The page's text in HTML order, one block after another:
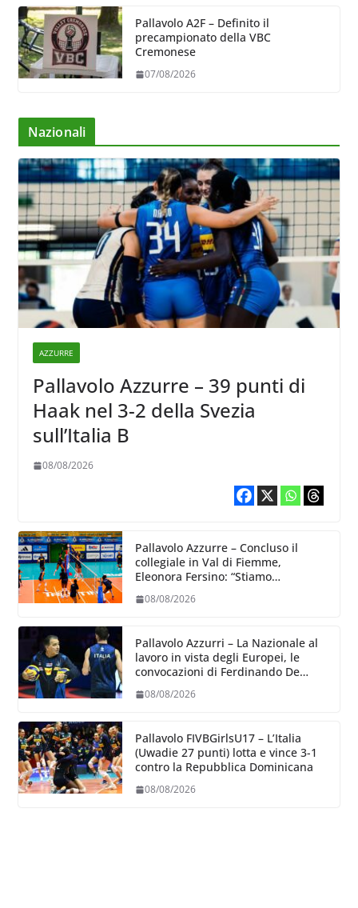
Pallavolo A2F – Definito il
precampionato della VBC
Cremonese
07/08/2026
Nazionali
AZZURRE
Pallavolo Azzurre – 39 punti di
Haak nel 3-2 della Svezia
sull’Italia B
08/08/2026
Pallavolo Azzurre – Concluso il
collegiale in Val di Fiemme,
Eleonora Fersino: “Stiamo
dove poter migliorare”.
08/08/2026
Pallavolo Azzurri – La Nazionale al
lavoro in vista degli Europei, le
convocazioni di Ferdinando De
08/08/2026
Pallavolo FIVBGirlsU17 – L’Italia
(Uwadie 27 punti) lotta e vince 3-1
contro la Repubblica Dominicana
08/08/2026